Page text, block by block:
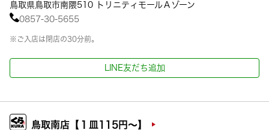
鳥取県鳥取市南隈510 トリニティモールＡゾーン
0857-30-5655
※ご入店は閉店の30分前。
LINE友だち追加
鳥取南店【１皿115円～】